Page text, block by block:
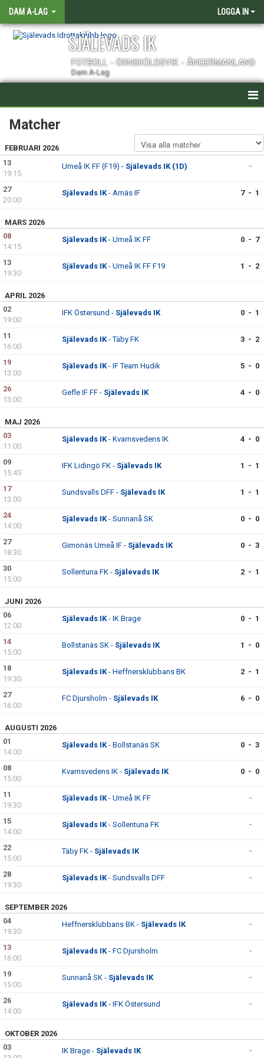
DAM A-LAG LOGGA IN
SJÄLEVADS IK
FOTBOLL - ÖRNSKÖLDSVIK - ÅNGERMANLAND
Dam A-Lag
HEM
NYHETER
KALENDER
TRUPPEN
KONTAKT
MATCHER
DIVISION 1 NORRA 2026
BILDGALLERI
HISTORIK
DOKUMENT
Matcher
FEBRUARI 2026
13
19:15
Umeå IK FF (F19) - Själevads IK (1D) -
27
20:00
Själevads IK- Arnäs IF 7 - 1
MARS 2026
08
14:15
Själevads IK- Umeå IK FF 0 - 7
13
19:30
Själevads IK- Umeå IK FF F19 1 - 2
APRIL 2026
02
19:00
IFK Östersund - Själevads IK 0 - 1
11
16:00
Själevads IK- Täby FK 3 - 2
19
13:00
Själevads IK- IF Team Hudik 5 - 0
26
13:00
Gefle IF FF - Själevads IK 4 - 0
MAJ 2026
03
11:00
Själevads IK- Kvarnsvedens IK 4 - 0
09
15:45
IFK Lidingö FK - Själevads IK 1 - 1
17
13:00
Sundsvalls DFF - Själevads IK 1 - 1
24
14:00
Själevads IK- Sunnanå SK 0 - 0
27
18:30
Gimonäs Umeå IF - Själevads IK 0 - 3
30
15:00
Sollentuna FK - Själevads IK 2 - 1
JUNI 2026
06
12:00
Själevads IK- IK Brage 0 - 1
14
15:00
Bollstanäs SK - Själevads IK 1 - 0
18
19:30
Själevads IK- Heffnersklubbans BK 2 - 1
27
16:00
FC Djursholm - Själevads IK 6 - 0
AUGUSTI 2026
01
14:00
Själevads IK- Bollstanäs SK 0 - 3
08
15:00
Kvarnsvedens IK - Själevads IK 0 - 0
11
19:30
Själevads IK- Umeå IK FF -
15
14:00
Själevads IK- Sollentuna FK -
22
15:00
Täby FK - Själevads IK -
28
19:30
Själevads IK- Sundsvalls DFF -
SEPTEMBER 2026
04
19:30
Heffnersklubbans BK - Själevads IK -
13
16:00
Själevads IK- FC Djursholm -
19
15:00
Sunnanå SK - Själevads IK -
26
14:00
Själevads IK- IFK Östersund -
OKTOBER 2026
03
IK Brage - Själevads IK -